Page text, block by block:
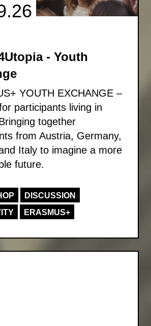
- Youth
YOUTH EXCHANGE –
participants living in
together
from Austria, Germany,
Italy to imagine a more
future.
DISCUSSION
ERASMUS+